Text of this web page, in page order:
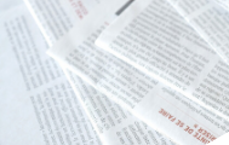
submenu (Nouvelles )
submenu